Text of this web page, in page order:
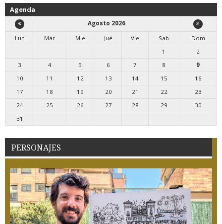
Agenda
Agosto 2026
Lun
Mar Mie Jue Vie Sab
Dom
1
2
3
4 5 6 7 8
9
10
11 12 13 14 15
16
17
18 19 20 21 22
23
24
25 26 27 28 29
30
31
PERSONAJES